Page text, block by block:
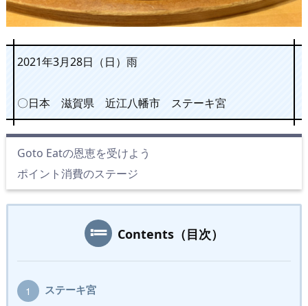
2021年3月28日（日）雨
〇日本 滋賀県 近江八幡市 ステーキ宮
Goto Eatの恩恵を受けよう
ポイント消費のステージ
Contents（目次）
1 ステーキ宮